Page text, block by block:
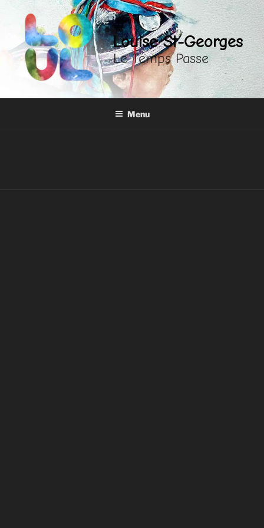
Louise St-Georges
Le Temps Passe
Menu